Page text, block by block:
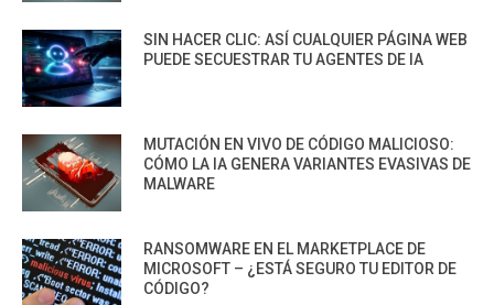
SIN HACER CLIC: ASÍ CUALQUIER PÁGINA WEB
PUEDE SECUESTRAR TU AGENTES DE IA
MUTACIÓN EN VIVO DE CÓDIGO MALICIOSO:
CÓMO LA IA GENERA VARIANTES EVASIVAS DE
MALWARE
RANSOMWARE EN EL MARKETPLACE DE
MICROSOFT – ¿ESTÁ SEGURO TU EDITOR DE
CÓDIGO?